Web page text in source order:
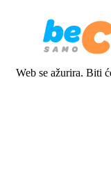
Web se ažurira. Biti